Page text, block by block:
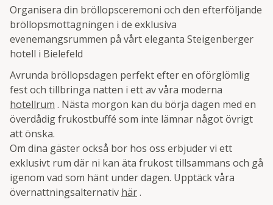
Organisera din bröllopsceremoni och den efterföljande
bröllopsmottagningen i de exklusiva
evenemangsrummen på vårt eleganta Steigenberger
hotell i Bielefeld
Avrunda bröllopsdagen perfekt efter en oförglömlig
fest och tillbringa natten i ett av våra moderna
hotellrum . Nästa morgon kan du börja dagen med en
överdådig frukostbuffé som inte lämnar något övrigt
att önska.
Om dina gäster också bor hos oss erbjuder vi ett
exklusivt rum där ni kan äta frukost tillsammans och gå
igenom vad som hänt under dagen. Upptäck våra
övernattningsalternativ här.